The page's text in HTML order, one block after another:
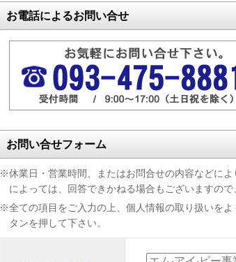
お電話によるお問い合せ
お問い合せフォーム
※休業日・営業時間、またはお問合せの内容などに
によっては、回答できかねる場合もございますので
※全ての項目をご入力の上、個人情報の取り扱いを
タンを押して下さい。